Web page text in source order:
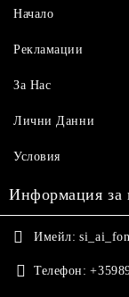
Начало
Рекламации
За Нас
Лични Данни
Условия
Информация за
Имейл:
Телефон: